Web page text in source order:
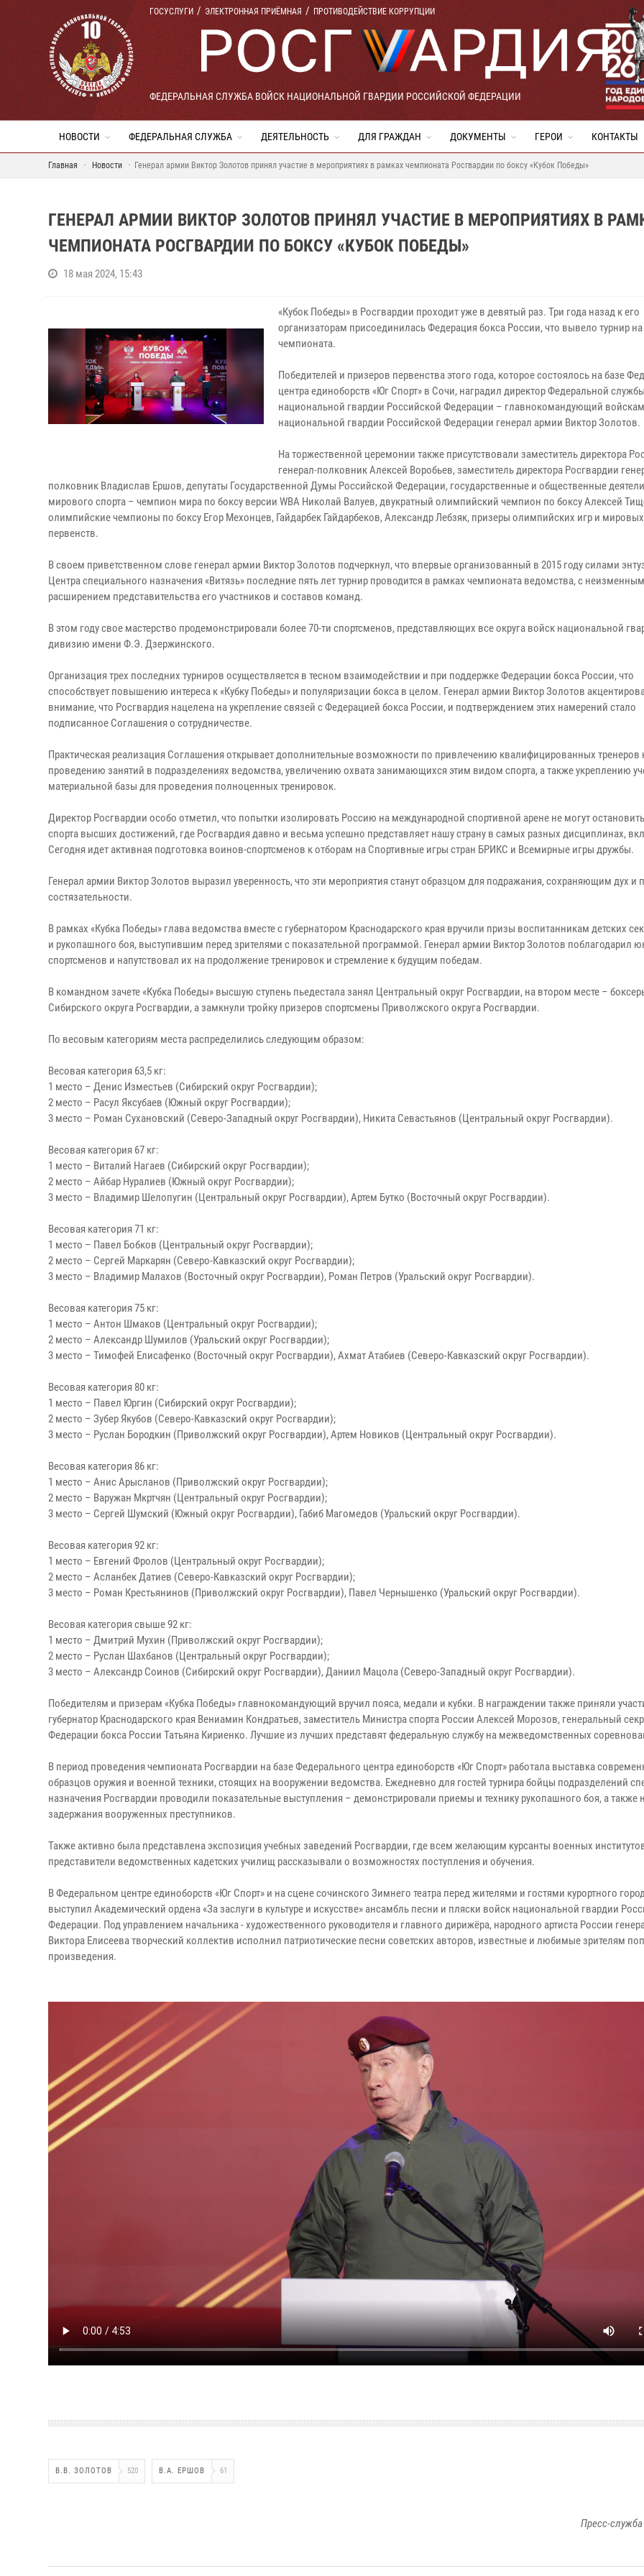
ГОСУСЛУГИ ЭЛЕКТРОННАЯ ПРИЁМНАЯ ПРОТИВОДЕЙСТВИЕ КОРРУПЦИИ
ФЕДЕРАЛЬНАЯ СЛУЖБА ВОЙСК НАЦИОНАЛЬНОЙ ГВАРДИИ РОССИЙСКОЙ ФЕДЕРАЦИИ
НОВОСТИ ФЕДЕРАЛЬНАЯ СЛУЖБА ДЕЯТЕЛЬНОСТЬ ДЛЯ ГРАЖДАН ДОКУМЕНТЫ ГЕРОИ КОНТАКТЫ
Главная Новости Генерал армии Виктор Золотов принял участие в мероприятиях в рамках чемпионата Росгвардии по боксу «Кубок Победы»
ГЕНЕРАЛ АРМИИ ВИКТОР ЗОЛОТОВ ПРИНЯЛ УЧАСТИЕ В МЕРОПРИЯТИЯХ В
ЧЕМПИОНАТА РОСГВАРДИИ ПО БОКСУ «КУБОК ПОБЕДЫ»
18 мая 2024, 15:43
«Кубок Победы» в Росгвардии проходит уже в девятый раз. Три года назад к его
организаторам присоединилась Федерация бокса России, что вывело турнир
чемпионата.
Победителей и призеров первенства этого года, которое состоялось на базе
центра единоборств «Юг Спорт» в Сочи, наградил директор Федеральной
национальной гвардии Российской Федерации – главнокомандующий
национальной гвардии Российской Федерации генерал армии Виктор Золотов.
На торжественной церемонии также присутствовали заместитель директора
генерал-полковник Алексей Воробьев, заместитель директора Росгвардии
полковник Владислав Ершов, депутаты Государственной Думы Российской Федерации, государственные и общественные
мирового спорта – чемпион мира по боксу версии WBA Николай Валуев, двукратный олимпийский чемпион по боксу Алексей
олимпийские чемпионы по боксу Егор Мехонцев, Гайдарбек Гайдарбеков, Александр Лебзяк, призеры олимпийских игр и мировых
первенств.
В своем приветственном слове генерал армии Виктор Золотов подчеркнул, что впервые организованный в 2015 году силами
Центра специального назначения «Витязь» последние пять лет турнир проводится в рамках чемпионата ведомства, с неизменным
расширением представительства его участников и составов команд.
В этом году свое мастерство продемонстрировали более 70-ти спортсменов, представляющих все округа войск национальной
дивизию имени Ф.Э. Дзержинского.
Организация трех последних турниров осуществляется в тесном взаимодействии и при поддержке Федерации бокса России, что
способствует повышению интереса к «Кубку Победы» и популяризации бокса в целом. Генерал армии Виктор Золотов
внимание, что Росгвардия нацелена на укрепление связей с Федерацией бокса России, и подтверждением этих намерений стало
подписанное Соглашения о сотрудничестве.
Практическая реализация Соглашения открывает дополнительные возможности по привлечению квалифицированных тренеров
проведению занятий в подразделениях ведомства, увеличению охвата занимающихся этим видом спорта, а также укреплению
материальной базы для проведения полноценных тренировок.
Директор Росгвардии особо отметил, что попытки изолировать Россию на международной спортивной арене не могут
спорта высших достижений, где Росгвардия давно и весьма успешно представляет нашу страну в самых разных дисциплинах,
Сегодня идет активная подготовка воинов-спортсменов к отборам на Спортивные игры стран БРИКС и Всемирные игры дружбы.
Генерал армии Виктор Золотов выразил уверенность, что эти мероприятия станут образцом для подражания, сохраняющим дух и
состязательности.
В рамках «Кубка Победы» глава ведомства вместе с губернатором Краснодарского края вручили призы воспитанникам детских
и рукопашного боя, выступившим перед зрителями с показательной программой. Генерал армии Виктор Золотов поблагодарил
спортсменов и напутствовал их на продолжение тренировок и стремление к будущим победам.
В командном зачете «Кубка Победы» высшую ступень пьедестала занял Центральный округ Росгвардии, на втором месте –
Сибирского округа Росгвардии, а замкнули тройку призеров спортсмены Приволжского округа Росгвардии.
По весовым категориям места распределились следующим образом:
Весовая категория 63,5 кг:
1 место – Денис Изместьев (Сибирский округ Росгвардии);
2 место – Расул Яксубаев (Южный округ Росгвардии);
3 место – Роман Сухановский (Северо-Западный округ Росгвардии), Никита Севастьянов (Центральный округ Росгвардии).
Весовая категория 67 кг:
1 место – Виталий Нагаев (Сибирский округ Росгвардии);
2 место – Айбар Нуралиев (Южный округ Росгвардии);
3 место – Владимир Шелопугин (Центральный округ Росгвардии), Артем Бутко (Восточный округ Росгвардии).
Весовая категория 71 кг:
1 место – Павел Бобков (Центральный округ Росгвардии);
2 место – Сергей Маркарян (Северо-Кавказский округ Росгвардии);
3 место – Владимир Малахов (Восточный округ Росгвардии), Роман Петров (Уральский округ Росгвардии).
Весовая категория 75 кг:
1 место – Антон Шмаков (Центральный округ Росгвардии);
2 место – Александр Шумилов (Уральский округ Росгвардии);
3 место – Тимофей Елисафенко (Восточный округ Росгвардии), Ахмат Атабиев (Северо-Кавказский округ Росгвардии).
Весовая категория 80 кг:
1 место – Павел Юргин (Сибирский округ Росгвардии);
2 место – Зубер Якубов (Северо-Кавказский округ Росгвардии);
3 место – Руслан Бородкин (Приволжский округ Росгвардии), Артем Новиков (Центральный округ Росгвардии).
Весовая категория 86 кг:
1 место – Анис Арысланов (Приволжский округ Росгвардии);
2 место – Варужан Мкртчян (Центральный округ Росгвардии);
3 место – Сергей Шумский (Южный округ Росгвардии), Габиб Магомедов (Уральский округ Росгвардии).
Весовая категория 92 кг:
1 место – Евгений Фролов (Центральный округ Росгвардии);
2 место – Асланбек Датиев (Северо-Кавказский округ Росгвардии);
3 место – Роман Крестьянинов (Приволжский округ Росгвардии), Павел Чернышенко (Уральский округ Росгвардии).
Весовая категория свыше 92 кг:
1 место – Дмитрий Мухин (Приволжский округ Росгвардии);
2 место – Руслан Шахбанов (Центральный округ Росгвардии);
3 место – Александр Соинов (Сибирский округ Росгвардии), Даниил Мацола (Северо-Западный округ Росгвардии).
Победителям и призерам «Кубка Победы» главнокомандующий вручил пояса, медали и кубки. В награждении также приняли
губернатор Краснодарского края Вениамин Кондратьев, заместитель Министра спорта России Алексей Морозов, генеральный
Федерации бокса России Татьяна Кириенко. Лучшие из лучших представят федеральную службу на межведомственных
В период проведения чемпионата Росгвардии на базе Федерального центра единоборств «Юг Спорт» работала выставка
образцов оружия и военной техники, стоящих на вооружении ведомства. Ежедневно для гостей турнира бойцы подразделений
назначения Росгвардии проводили показательные выступления – демонстрировали приемы и технику рукопашного боя, а также
задержания вооруженных преступников.
Также активно была представлена экспозиция учебных заведений Росгвардии, где всем желающим курсанты военных
представители ведомственных кадетских училищ рассказывали о возможностях поступления и обучения.
В Федеральном центре единоборств «Юг Спорт» и на сцене сочинского Зимнего театра перед жителями и гостями курортного
выступил Академический ордена «За заслуги в культуре и искусстве» ансамбль песни и пляски войск национальной гвардии
Федерации. Под управлением начальника - художественного руководителя и главного дирижёра, народного артиста России
Виктора Елисеева творческий коллектив исполнил патриотические песни советских авторов, известные и любимые зрителям
произведения.
В.В. ЗОЛОТОВ 520 В.А. ЕРШОВ 61
Пресс-служба